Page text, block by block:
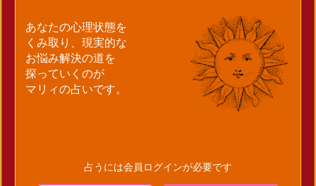
あなたの心理状態を
くみ取り、現実的な
お悩み解決の道を
探っていくのが
マリィの占いです。
占うには会員ログインが必要です